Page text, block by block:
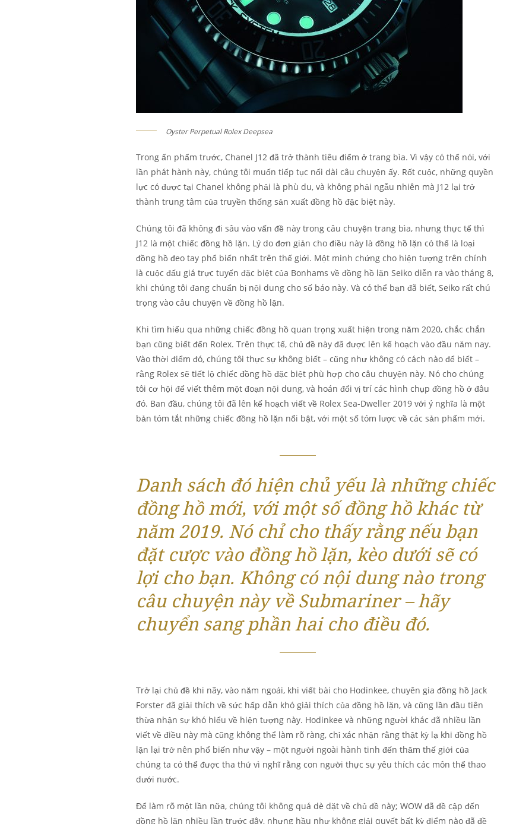
Oyster Perpetual Rolex Deepsea
Trong ấn phẩm trước, Chanel J12 đã trở thành tiêu điểm ở trang bìa. Vì vậy có thể nói, với
lần phát hành này, chúng tôi muốn tiếp tục nối dài câu chuyện ấy. Rốt cuộc, những quyền
lực có được tại Chanel không phải là phù du, và không phải ngẫu nhiên mà J12 lại trở
thành trung tâm của truyền thống sản xuất đồng hồ đặc biệt này.
Chúng tôi đã không đi sâu vào vấn đề này trong câu chuyện trang bìa, nhưng thực tế thì
J12 là một chiếc đồng hồ lặn. Lý do đơn giản cho điều này là đồng hồ lặn có thể là loại
đồng hồ đeo tay phổ biến nhất trên thế giới. Một minh chứng cho hiện tượng trên chính
là cuộc đấu giá trực tuyến đặc biệt của Bonhams về đồng hồ lặn Seiko diễn ra vào tháng 8,
khi chúng tôi đang chuẩn bị nội dung cho số báo này. Và có thể bạn đã biết, Seiko rất chú
trọng vào câu chuyện về đồng hồ lặn.
Khi tìm hiểu qua những chiếc đồng hồ quan trọng xuất hiện trong năm 2020, chắc chắn
bạn cũng biết đến Rolex. Trên thực tế, chủ đề này đã được lên kế hoạch vào đầu năm nay.
Vào thời điểm đó, chúng tôi thực sự không biết – cũng như không có cách nào để biết –
rằng Rolex sẽ tiết lộ chiếc đồng hồ đặc biệt phù hợp cho câu chuyện này. Nó cho chúng
tôi cơ hội để viết thêm một đoạn nội dung, và hoán đổi vị trí các hình chụp đồng hồ ở đâu
đó. Ban đầu, chúng tôi đã lên kế hoạch viết về Rolex Sea-Dweller 2019 với ý nghĩa là một
bản tóm tắt những chiếc đồng hồ lặn nổi bật, với một số tóm lược về các sản phẩm mới.
Danh sách đó hiện chủ yếu là những chiếc
đồng hồ mới, với một số đồng hồ khác từ
năm 2019. Nó chỉ cho thấy rằng nếu bạn
đặt cược vào đồng hồ lặn, kèo dưới sẽ có
lợi cho bạn. Không có nội dung nào trong
câu chuyện này về Submariner – hãy
chuyển sang phần hai cho điều đó.
Trở lại chủ đề khi nãy, vào năm ngoái, khi viết bài cho Hodinkee, chuyên gia đồng hồ Jack
Forster đã giải thích về sức hấp dẫn khó giải thích của đồng hồ lặn, và cũng lần đầu tiên
thừa nhận sự khó hiểu về hiện tượng này. Hodinkee và những người khác đã nhiều lần
viết về điều này mà cũng không thể làm rõ ràng, chỉ xác nhận rằng thật kỳ lạ khi đồng hồ
lặn lại trở nên phổ biến như vậy – một người ngoài hành tinh đến thăm thế giới của
chúng ta có thể được tha thứ vì nghĩ rằng con người thực sự yêu thích các môn thể thao
dưới nước.
Để làm rõ một lần nữa, chúng tôi không quá dè dặt về chủ đề này; WOW đã đề cập đến
đồng hồ lặn nhiều lần trước đây, nhưng hầu như không giải quyết bất kỳ điểm nào đã đề